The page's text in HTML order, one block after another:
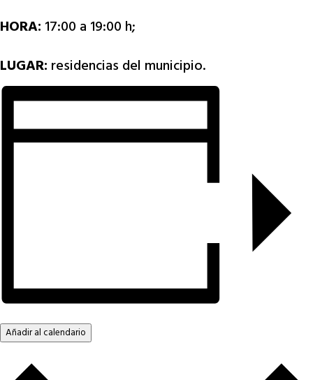
HORA: 17:00 a 19:00 h;
LUGAR: residencias del municipio.
Añadir al calendario